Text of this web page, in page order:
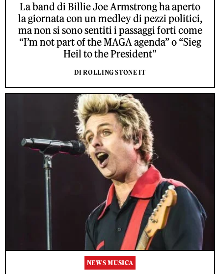
La band di Billie Joe Armstrong ha aperto
la giornata con un medley di pezzi politici,
ma non si sono sentiti i passaggi forti come
“I’m not part of the MAGA agenda” o “Sieg
Heil to the President”
DI ROLLING STONE IT
NEWS MUSICA